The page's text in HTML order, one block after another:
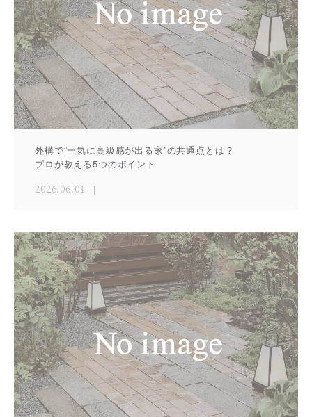
外構で“一気に高級感が出る家”の共通点とは？
プロが教える5つのポイント
2026.06.01